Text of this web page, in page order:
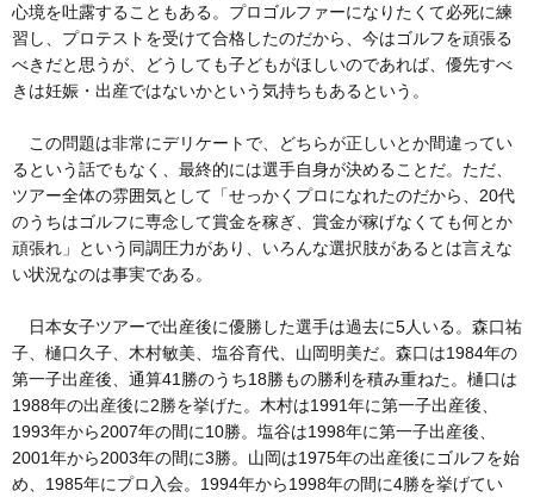
心境を吐露することもある。プロゴルファーになりたくて必死に練
習し、プロテストを受けて合格したのだから、今はゴルフを頑張る
べきだと思うが、どうしても子どもがほしいのであれば、優先すべ
きは妊娠・出産ではないかという気持ちもあるという。
この問題は非常にデリケートで、どちらが正しいとか間違ってい
るという話でもなく、最終的には選手自身が決めることだ。ただ、
ツアー全体の雰囲気として「せっかくプロになれたのだから、20代
のうちはゴルフに専念して賞金を稼ぎ、賞金が稼げなくても何とか
頑張れ」という同調圧力があり、いろんな選択肢があるとは言えな
い状況なのは事実である。
日本女子ツアーで出産後に優勝した選手は過去に5人いる。森口祐
子、樋口久子、木村敏美、塩谷育代、山岡明美だ。森口は1984年の
第一子出産後、通算41勝のうち18勝もの勝利を積み重ねた。樋口は
1988年の出産後に2勝を挙げた。木村は1991年に第一子出産後、
1993年から2007年の間に10勝。塩谷は1998年に第一子出産後、
2001年から2003年の間に3勝。山岡は1975年の出産後にゴルフを始
め、1985年にプロ入会。1994年から1998年の間に4勝を挙げてい